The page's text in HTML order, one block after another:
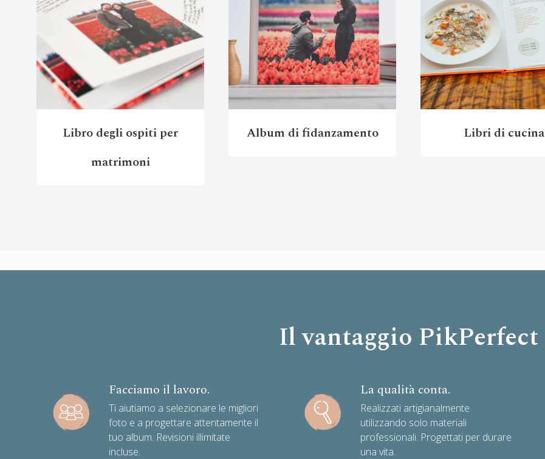
Libro degli ospiti per
matrimoni
Album di fidanzamento Libri di cucina
Il vantaggio PikPerfect
Facciamo il lavoro.
Ti aiutiamo a selezionare le migliori
foto e a progettare attentamente il
tuo album. Revisioni illimitate
incluse.
La qualità conta.
Realizzati artigianalmente
utilizzando solo materiali
professionali. Progettati per durare
una vita.